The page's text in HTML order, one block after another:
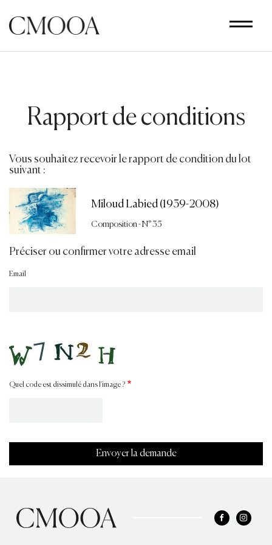
contenu
principal
Rapport de conditions
Vous souhaitez recevoir le rapport de condition du lot
suivant :
Miloud Labied (1939-2008)
Composition - N° 35
Préciser ou confirmer votre adresse email
Email
Quel code est dissimulé dans l'image ?